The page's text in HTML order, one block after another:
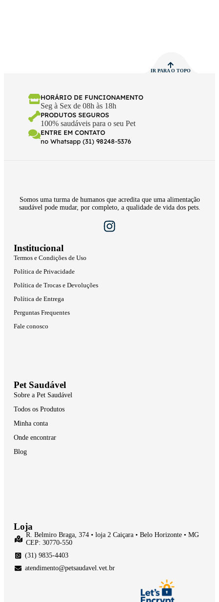
IR PARA O TOPO
HORÁRIO DE FUNCIONAMENTO
Seg à Sex de 08h às 18h
PRODUTOS SEGUROS
100% saudáveis para o seu Pet
ENTRE EM CONTATO
no Whatsapp (31) 98248-5376
Somos uma turma de humanos que acredita que uma alimentação
saudável pode mudar, por completo, a qualidade de vida dos pets.
Institucional
Termos e Condições de Uso
Política de Privacidade
Política de Trocas e Devoluções
Política de Entrega
Perguntas Frequentes
Fale conosco
Pet Saudável
Sobre a Pet Saudável
Todos os Produtos
Minha conta
Onde encontrar
Blog
Loja
R. Belmiro Braga, 374 • loja 2 Caiçara • Belo Horizonte • MG
CEP: 30770-550
(31) 9835-4403
atendimento@petsaudavel.vet.br